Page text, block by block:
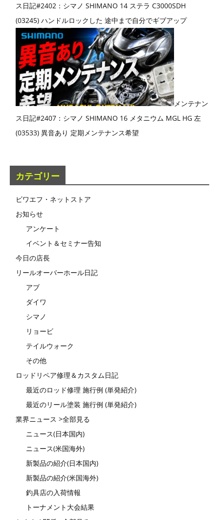
ス日記#2402：シマノ SHIMANO 14 ステラ C3000SDH
(03245) ハンドルロックした 途中まで自分でギブアップ
メンテナン
ス日記#2407：シマノ SHIMANO 16 メタニウム MGL HG 左
(03533) 異音あり 定期メンテナンス希望
カテゴリー
ビワエフ・ネットストア
お知らせ
アンケート
イベント＆セミナー告知
今日の店長
リールオーバーホール日記
アブ
ダイワ
シマノ
リョービ
テイルウォーク
その他
ロッドリペア修理＆カスタム日記
最近のロッド修理 施行例 (単発紹介)
最近のリール塗装 施行例 (単発紹介)
業界ニュース >全部見る
ニュース(日本国内)
ニュース(米国海外)
新製品の紹介(日本国内)
新製品の紹介(米国海外)
釣具店の入荷情報
トーナメント大会結果